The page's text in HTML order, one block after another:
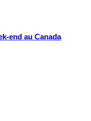
end au Canada